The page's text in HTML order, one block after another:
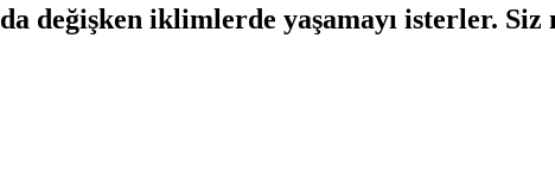
değişken iklimlerde yaşamayı isterler. Siz